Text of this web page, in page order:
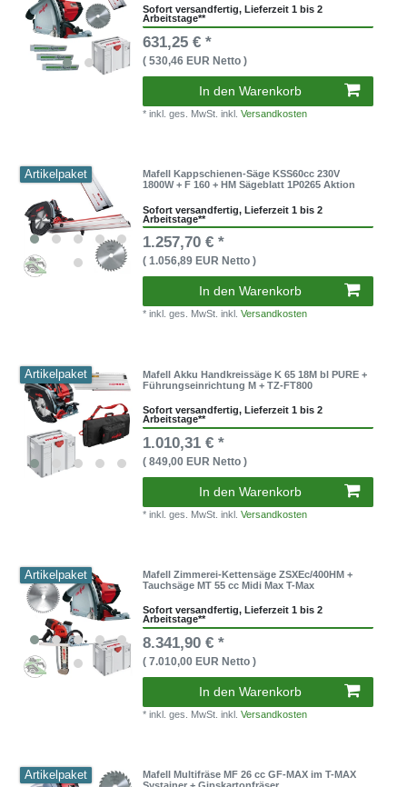
Sofort versandfertig, Lieferzeit 1 bis 2
Arbeitstage**
631,25 € *
( 530,46 EUR Netto )
In den Warenkorb
* inkl. ges. MwSt. inkl.Versandkosten
Artikelpaket
Mafell Kappschienen-Säge KSS60cc 230V
1800W + F 160 + HM Sägeblatt 1P0265 Aktion
Sofort versandfertig, Lieferzeit 1 bis 2
Arbeitstage**
1.257,70 € *
( 1.056,89 EUR Netto )
In den Warenkorb
* inkl. ges. MwSt. inkl.Versandkosten
Artikelpaket
Mafell Akku Handkreissäge K 65 18M bl PURE +
Führungseinrichtung M + TZ-FT800
Sofort versandfertig, Lieferzeit 1 bis 2
Arbeitstage**
1.010,31 € *
( 849,00 EUR Netto )
In den Warenkorb
* inkl. ges. MwSt. inkl.Versandkosten
Artikelpaket
Mafell Zimmerei-Kettensäge ZSXEc/400HM +
Tauchsäge MT 55 cc Midi Max T-Max
Sofort versandfertig, Lieferzeit 1 bis 2
Arbeitstage**
8.341,90 € *
( 7.010,00 EUR Netto )
In den Warenkorb
* inkl. ges. MwSt. inkl.Versandkosten
Artikelpaket
Mafell Multifräse MF 26 cc GF-MAX im T-MAX